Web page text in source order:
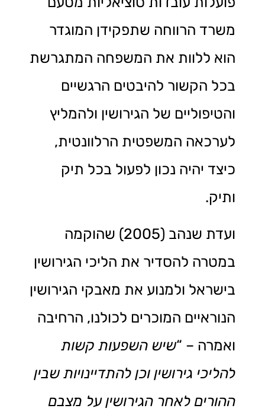
משרד הרווחה שתפקידן המוגדר
הוא ללוות את המשפחה המתגרשת
בכל הקשור להיבטים הרגשיים
והטיפוליים של הגירושין ולהמליץ
לערכאה המשפטית הרלוונטית,
כיצד יהיה נכון לפעול בכל תיק
ותיק.
ועדת שנהב (2005) שהוקמה
במטרה להסדיר את הליכי הגירושין
בישראל ולמנוע את מאבקי הגירושין
הנוראיים המוכרים לכולנו, הרחיבה
ואמרה – “שיש השפעות קשות
להליכי גירושין וכן להתדיינויות שבין
ההורים לאחר הגירושין על מצבם